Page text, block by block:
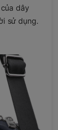
dây
sử dụng.